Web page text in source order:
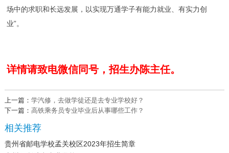
场中的求职和长远发展，以实现万通学子有能力就业、有实力创
业”。
详情请致电微信同号，招生办陈主任。
上一篇： 学汽修，去做学徒还是去专业学校好？
下一篇： 高铁乘务员专业毕业后从事哪些工作？
相关推荐
贵州省邮电学校孟关校区2023年招生简章